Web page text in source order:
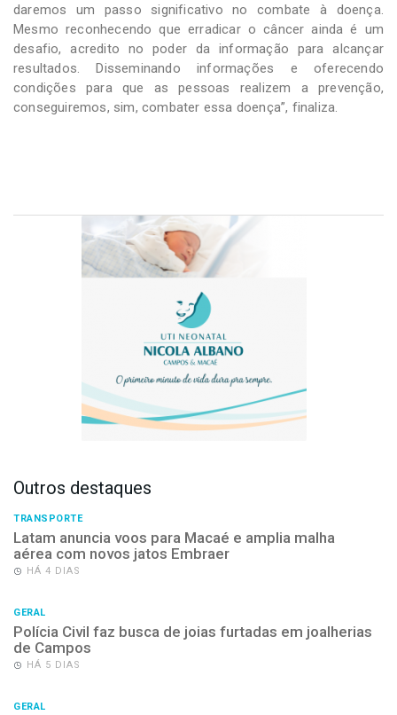
daremos um passo significativo no combate à doença.
Mesmo reconhecendo que erradicar o câncer ainda é um
desafio, acredito no poder da informação para alcançar
resultados. Disseminando informações e oferecendo
condições para que as pessoas realizem a prevenção,
conseguiremos, sim, combater essa doença”, finaliza.
Outros destaques
TRANSPORTE
Latam anuncia voos para Macaé e amplia malha
aérea com novos jatos Embraer
HÁ 4 DIAS
GERAL
Polícia Civil faz busca de joias furtadas em joalherias
de Campos
HÁ 5 DIAS
GERAL